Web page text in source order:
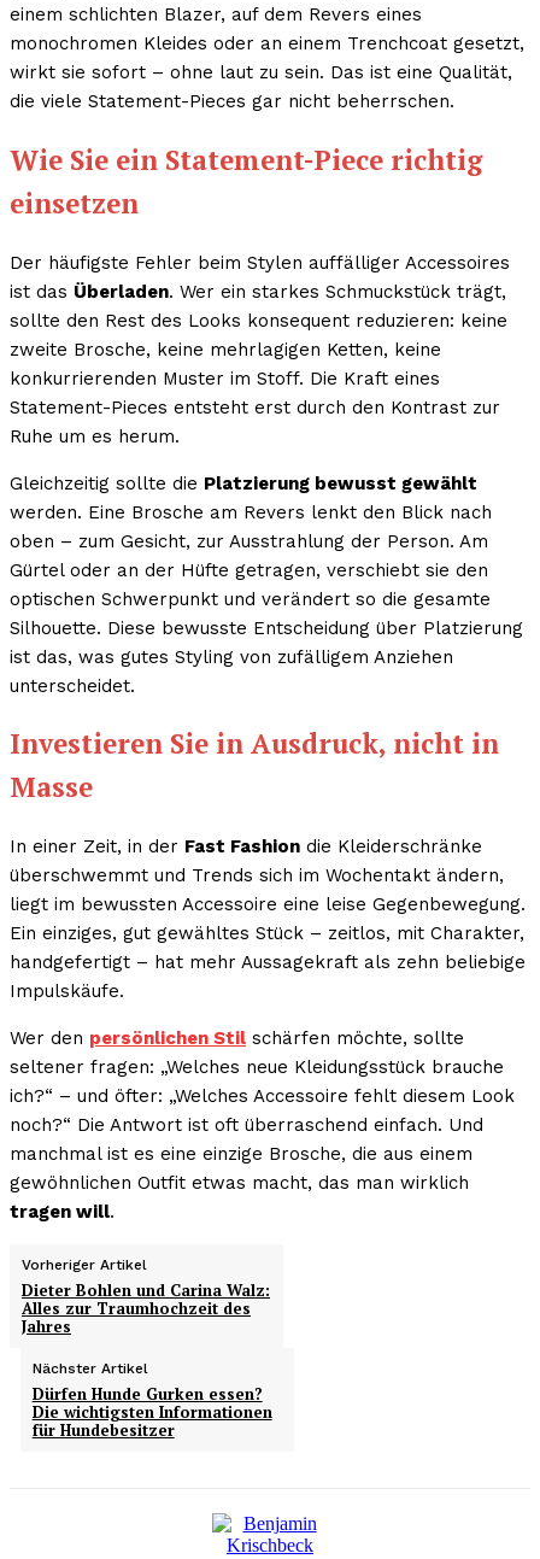
einem schlichten Blazer, auf dem Revers eines
monochromen Kleides oder an einem Trenchcoat gesetzt,
wirkt sie sofort – ohne laut zu sein. Das ist eine Qualität,
die viele Statement-Pieces gar nicht beherrschen.
Wie Sie ein Statement-Piece richtig
einsetzen
Der häufigste Fehler beim Stylen auffälliger Accessoires
ist das Überladen. Wer ein starkes Schmuckstück trägt,
sollte den Rest des Looks konsequent reduzieren: keine
zweite Brosche, keine mehrlagigen Ketten, keine
konkurrierenden Muster im Stoff. Die Kraft eines
Statement-Pieces entsteht erst durch den Kontrast zur
Ruhe um es herum.
Gleichzeitig sollte die Platzierung bewusst gewählt
werden. Eine Brosche am Revers lenkt den Blick nach
oben – zum Gesicht, zur Ausstrahlung der Person. Am
Gürtel oder an der Hüfte getragen, verschiebt sie den
optischen Schwerpunkt und verändert so die gesamte
Silhouette. Diese bewusste Entscheidung über Platzierung
ist das, was gutes Styling von zufälligem Anziehen
unterscheidet.
Investieren Sie in Ausdruck, nicht in
Masse
In einer Zeit, in der Fast Fashion die Kleiderschränke
überschwemmt und Trends sich im Wochentakt ändern,
liegt im bewussten Accessoire eine leise Gegenbewegung.
Ein einziges, gut gewähltes Stück – zeitlos, mit Charakter,
handgefertigt – hat mehr Aussagekraft als zehn beliebige
Impulskäufe.
Wer den persönlichen Stil schärfen möchte, sollte
seltener fragen: „Welches neue Kleidungsstück brauche
ich?“ – und öfter: „Welches Accessoire fehlt diesem Look
noch?“ Die Antwort ist oft überraschend einfach. Und
manchmal ist es eine einzige Brosche, die aus einem
gewöhnlichen Outfit etwas macht, das man wirklich
tragen will.
Vorheriger Artikel
Dieter Bohlen und Carina Walz:
Alles zur Traumhochzeit des
Jahres
Nächster Artikel
Dürfen Hunde Gurken essen?
Die wichtigsten Informationen
für Hundebesitzer